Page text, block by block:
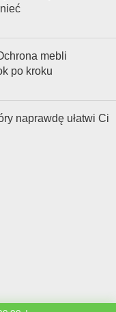
mebli
po kroku
naprawdę ułatwi Ci